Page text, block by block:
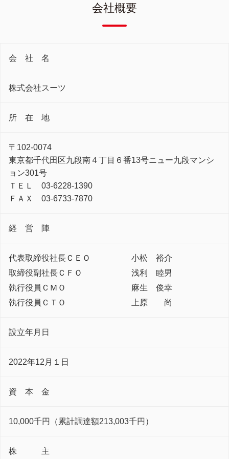
会社概要
会 社 名
株式会社スーツ
所 在 地
〒102-0074
東京都千代田区九段南４丁目６番13号ニュー九段マンシ
ョン301号
ＴＥＬ 03-6228-1390
ＦＡＸ 03-6733-7870
経 営 陣
代表取締役社長ＣＥＯ
小松 裕介
取締役副社長ＣＦＯ
浅利 睦男
執行役員ＣＭＯ
麻生 俊幸
執行役員ＣＴＯ
上原 尚
設立年月日
2022年12月１日
資 本 金
10,000千円（累計調達額213,003千円）
株 主